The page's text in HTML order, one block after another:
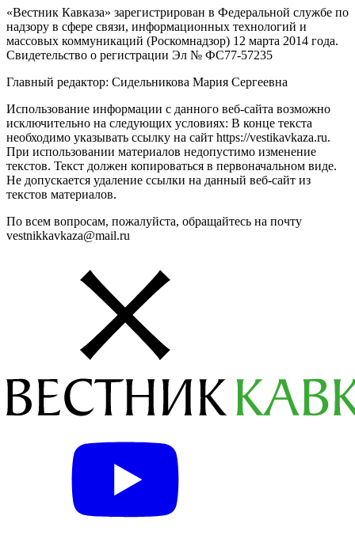
«Вестник Кавказа» зарегистрирован в Федеральной службе по
надзору в сфере связи, информационных технологий и
массовых коммуникаций (Роскомнадзор) 12 марта 2014 года.
Свидетельство о регистрации Эл № ФС77-57235
Главный редактор: Сидельникова Мария Сергеевна
Использование информации с данного веб-сайта возможно
исключительно на следующих условиях: В конце текста
необходимо указывать ссылку на сайт https://vestikavkaza.ru.
При использовании материалов недопустимо изменение
текстов. Текст должен копироваться в первоначальном виде.
Не допускается удаление ссылки на данный веб-сайт из
текстов материалов.
По всем вопросам, пожалуйста, обращайтесь на почту
vestnikkavkaza@mail.ru